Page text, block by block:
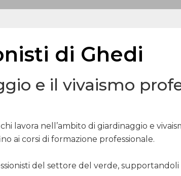
di Ghedi
e il vivaismo
lavora nell’ambito di giardinaggio e
ai corsi di formazione professionale.
del settore del verde,